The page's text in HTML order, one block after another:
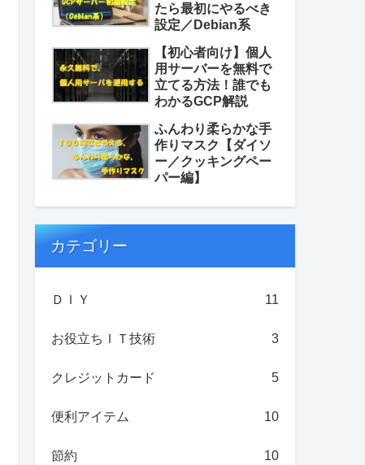
たら最初にやるべき
設定／Debian系
【初心者向け】個人
用サーバーを無料で
立てる方法！誰でも
わかるGCP解説
ふんわり柔らかな手
作りマスク【ダイソ
ー／クッキングペー
パー編】
カテゴリー
ＤＩＹ 11
お役立ちＩＴ技術 3
クレジットカード 5
便利アイテム 10
節約 10